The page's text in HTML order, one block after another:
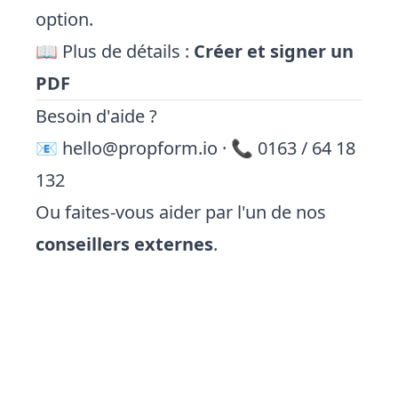
option.
📖 Plus de détails : Créer et signer un
PDF
Besoin d'aide ?
📧 hello@propform.io · 📞 0163 / 64 18
132
Ou faites-vous aider par l'un de nos
conseillers externes.